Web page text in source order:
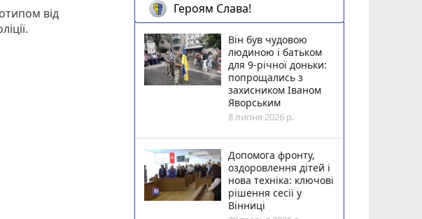
від
Героям Слава!
Він був чудовою
людиною і батьком
для 9-річної доньки:
попрощались з
захисником Іваном
Яворським
8 липня 2026 р.
Допомога фронту,
оздоровлення дітей і
нова техніка: ключові
рішення сесії у
Вінниці